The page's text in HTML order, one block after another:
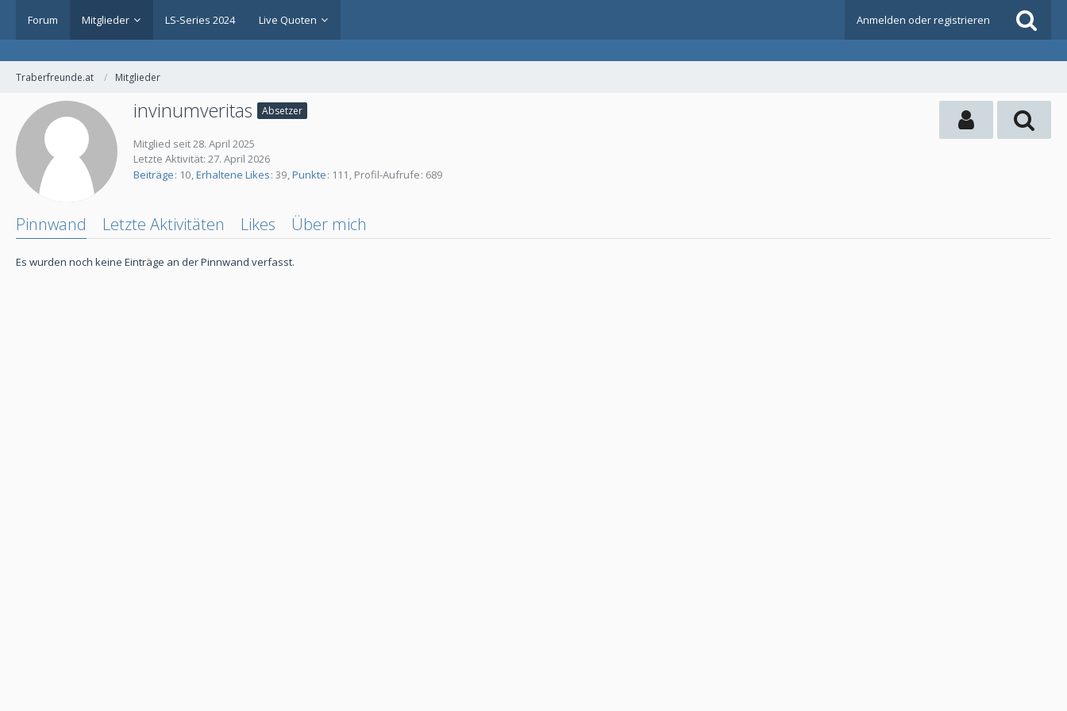
Forum Mitglieder LS-Series 2024 Live Quoten Anmelden oder registrieren
Traberfreunde.at Mitglieder
invinumveritas Absetzer
Mitglied seit 28. April 2025
Letzte Aktivität: 27. April 2026
Beiträge 10 Erhaltene Likes 39 Punkte 111 Profil-Aufrufe 689
Pinnwand Letzte Aktivitäten Likes Über mich
Es wurden noch keine Einträge an der Pinnwand verfasst.